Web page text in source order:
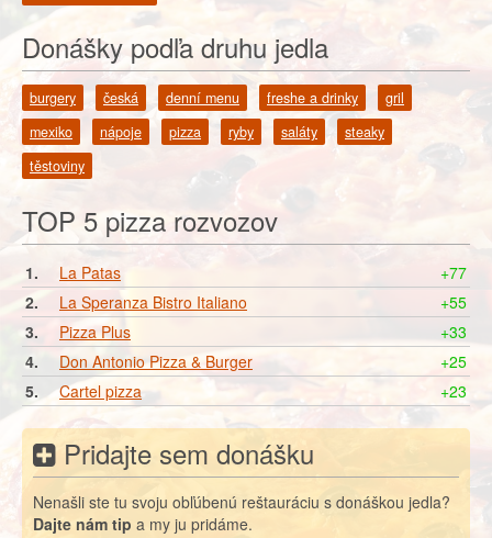
Donášky podľa druhu jedla
burgery česká denní menu freshe a drinky
gril
mexiko
nápoje pizza ryby saláty
steaky
těstoviny
TOP 5 pizza rozvozov
1. La Patas
+77
2.
La Speranza Bistro Italiano
+55
3.
Pizza Plus
+33
4.
Don Antonio Pizza & Burger
+25
5.
Cartel pizza +23
Pridajte sem donášku
Nenašli ste tu svoju obľúbenú reštauráciu s donáškou jedla?
Dajte nám tip a my ju pridáme.